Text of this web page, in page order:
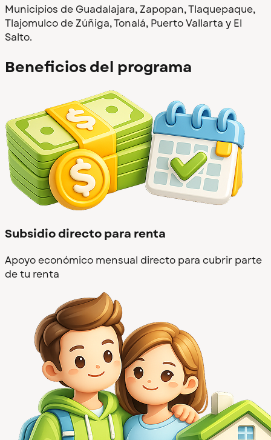
Municipios de Guadalajara, Zapopan, Tlaquepaque,
Tlajomulco de Zúñiga, Tonalá, Puerto Vallarta y El
Salto.
Beneficios del programa
Subsidio directo para renta
Apoyo económico mensual directo para cubrir parte
de tu renta